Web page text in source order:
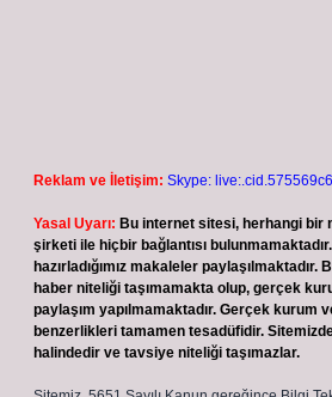
Reklam ve İletişim: Skype:
Yasal Uyarı: Bu internet sitesi, herhangi bir
şirketi ile hiçbir bağlantısı
hazırladığımız makaleler
haber niteliği taşımamakta olup, gerçek
paylaşım yapılmamaktadır. Gerçek kurum
benzerlikleri tamamen tesadüfidir.
halindedir ve tavsiye niteliği taşımazlar.